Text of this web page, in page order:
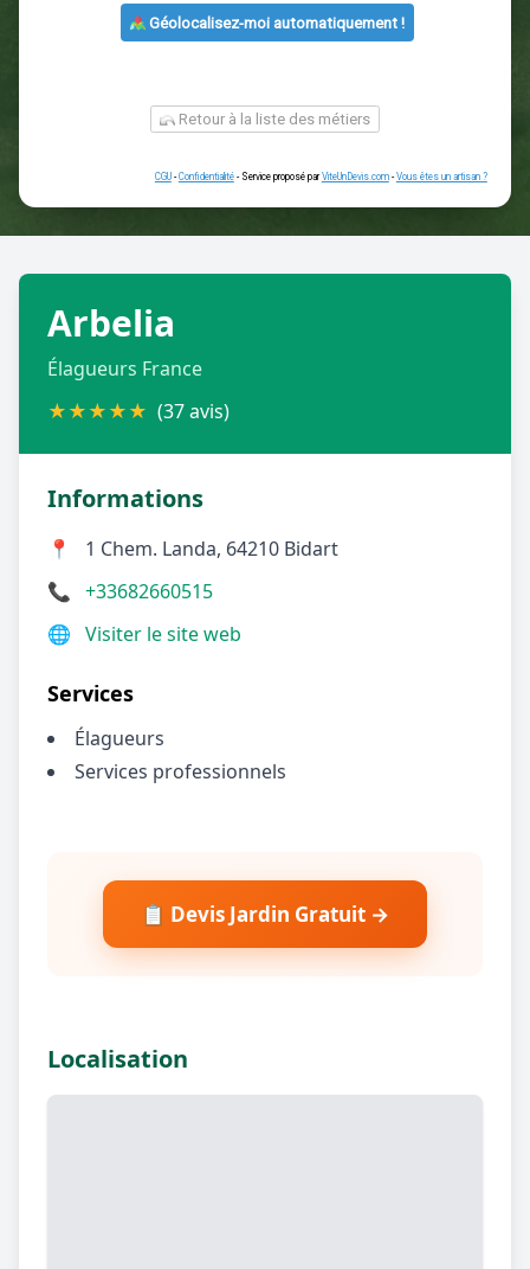
ou
- Confidentialité
Arbelia
Élagueurs France
★★★★★ (37 avis)
Informations
📍
1 Chem. Landa, 64210 Bidart
📞 +33682660515
🌐 Visiter le site web
Services
Élagueurs
Services professionnels
📋 Devis Jardin Gratuit →
Localisation